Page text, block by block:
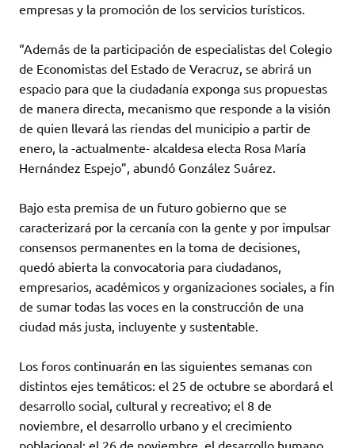
empresas y la promoción de los servicios turísticos.
“Además de la participación de especialistas del Colegio
de Economistas del Estado de Veracruz, se abrirá un
espacio para que la ciudadanía exponga sus propuestas
de manera directa, mecanismo que responde a la visión
de quien llevará las riendas del municipio a partir de
enero, la -actualmente- alcaldesa electa Rosa María
Hernández Espejo”, abundó González Suárez.
Bajo esta premisa de un futuro gobierno que se
caracterizará por la cercanía con la gente y por impulsar
consensos permanentes en la toma de decisiones,
quedó abierta la convocatoria para ciudadanos,
empresarios, académicos y organizaciones sociales, a fin
de sumar todas las voces en la construcción de una
ciudad más justa, incluyente y sustentable.
Los foros continuarán en las siguientes semanas con
distintos ejes temáticos: el 25 de octubre se abordará el
desarrollo social, cultural y recreativo; el 8 de
noviembre, el desarrollo urbano y el crecimiento